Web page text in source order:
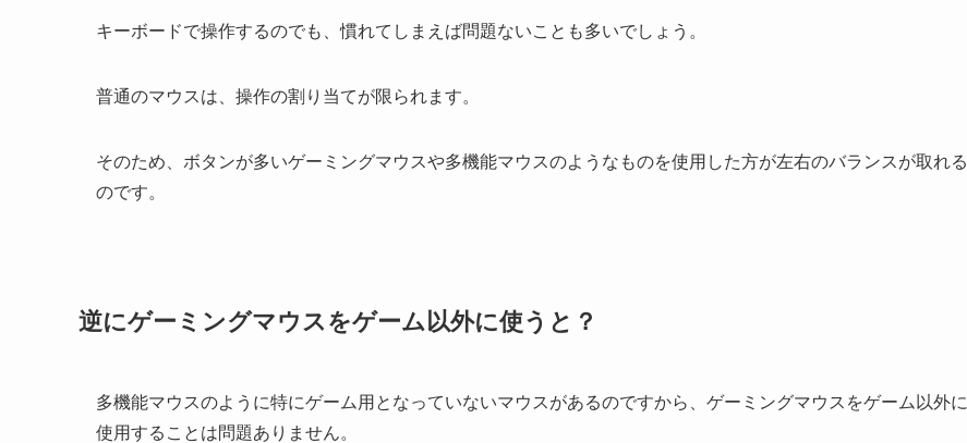
キーボードで操作するのでも、慣れてしまえば問題ないことも多いでしょう。
普通のマウスは、操作の割り当てが限られます。
そのため、ボタンが多いゲーミングマウスや多機能マウスのようなものを使用した方が左右のバランスが取れる
のです。
逆にゲーミングマウスをゲーム以外に使うと？
多機能マウスのように特にゲーム用となっていないマウスがあるのですから、ゲーミングマウスをゲーム以外に
使用することは問題ありません。